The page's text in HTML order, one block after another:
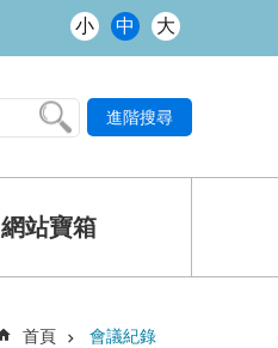
小 中 大
進階搜尋
網站寶箱
首頁 會議紀錄